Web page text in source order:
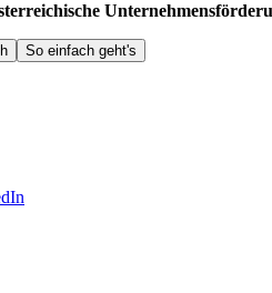
So einfach geht's